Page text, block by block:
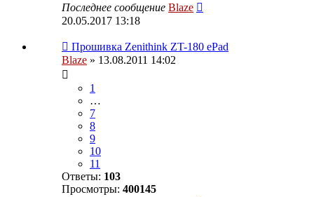
Последнее сообщение Blaze
20.05.2017 13:18
Прошивка Zenithink ZT-180 ePad
Blaze » 13.08.2011 14:02
1
…
7
8
9
10
11
Ответы: 103
Просмотры: 400145